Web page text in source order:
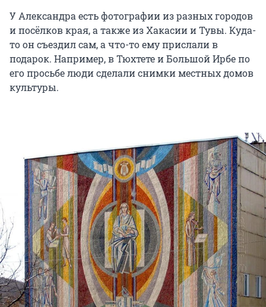
У Александра есть фотографии из разных городов
и посёлков края, а также из Хакасии и Тувы. Куда-
то он съездил сам, а что-то ему прислали в
подарок. Например, в Тюхтете и Большой Ирбе по
его просьбе люди сделали снимки местных домов
культуры.